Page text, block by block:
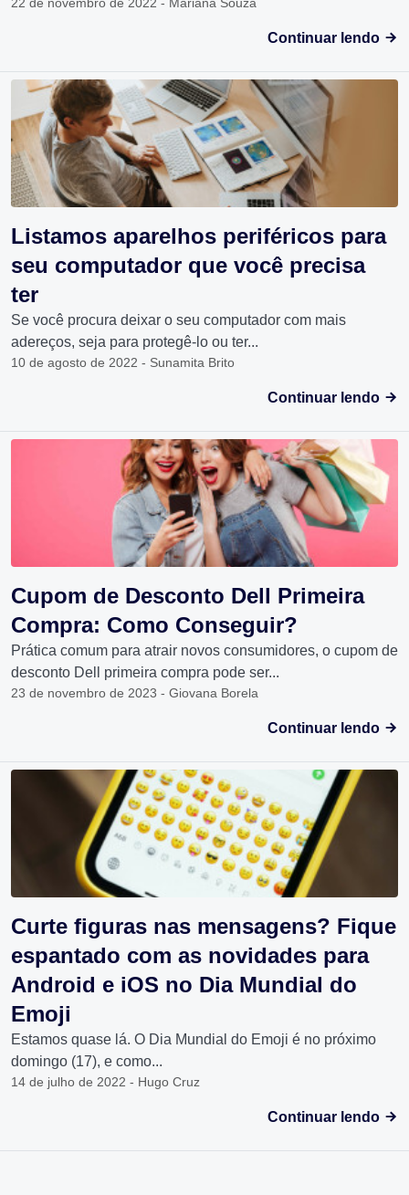
22 de novembro de 2022 - Mariana Souza
Continuar lendo
Listamos aparelhos periféricos para
seu computador que você precisa
ter
Se você procura deixar o seu computador com mais
adereços, seja para protegê-lo ou ter...
10 de agosto de 2022 - Sunamita Brito
Continuar lendo
Cupom de Desconto Dell Primeira
Compra: Como Conseguir?
Prática comum para atrair novos consumidores, o cupom de
desconto Dell primeira compra pode ser...
23 de novembro de 2023 - Giovana Borela
Continuar lendo
Curte figuras nas mensagens? Fique
espantado com as novidades para
Android e iOS no Dia Mundial do
Emoji
Estamos quase lá. O Dia Mundial do Emoji é no próximo
domingo (17), e como...
14 de julho de 2022 - Hugo Cruz
Continuar lendo